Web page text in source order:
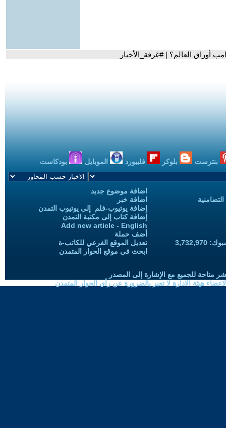
بنترست بلوكر فليبورد الموبايل بودكاست
اضافة موضوع جديد
اضافة خبر
إضافة يوتيوب-فلم إلى يوتيوب التمدن
إضافة كتاب إلى مكتبة التمدن
Add new article - English
أضف حملة
تعديل الموقع الفرعي للكاتب-ة
ابحث في موقع الحوار المتمدن
متاحة للجميع مع الإشارة إلى المصدر
هيئة الادارة لا تعبر بالضرورة عن رأي الحوار المتمدن